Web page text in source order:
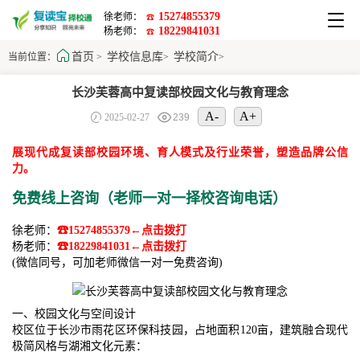
徐老师： ☎ 15274855379
杨老师： ☎ 18229841031
当前位置： 首页 > 学校信息库> 学校简介>
长沙芙蓉高中复读部校园文化与教育理念
2025-02-27 239 A- A+
展现代成复读部校园环境、育人模式及行业荣誉，塑造品牌公信
力。
免费线上咨询（老师一对一择校咨询电话）
徐老师： ☎15274855379←点击拨打
杨老师： ☎18229841031←点击拨打
(微信同号，可加老师微信一对一免费咨询)
一、校园文化与空间设计
校区位于长沙市雨花区环保科技园，占地面积120亩，建筑融合现代
极简风格与湖湘文化元素：